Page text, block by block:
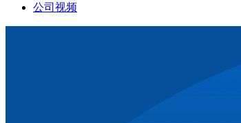
公司视频